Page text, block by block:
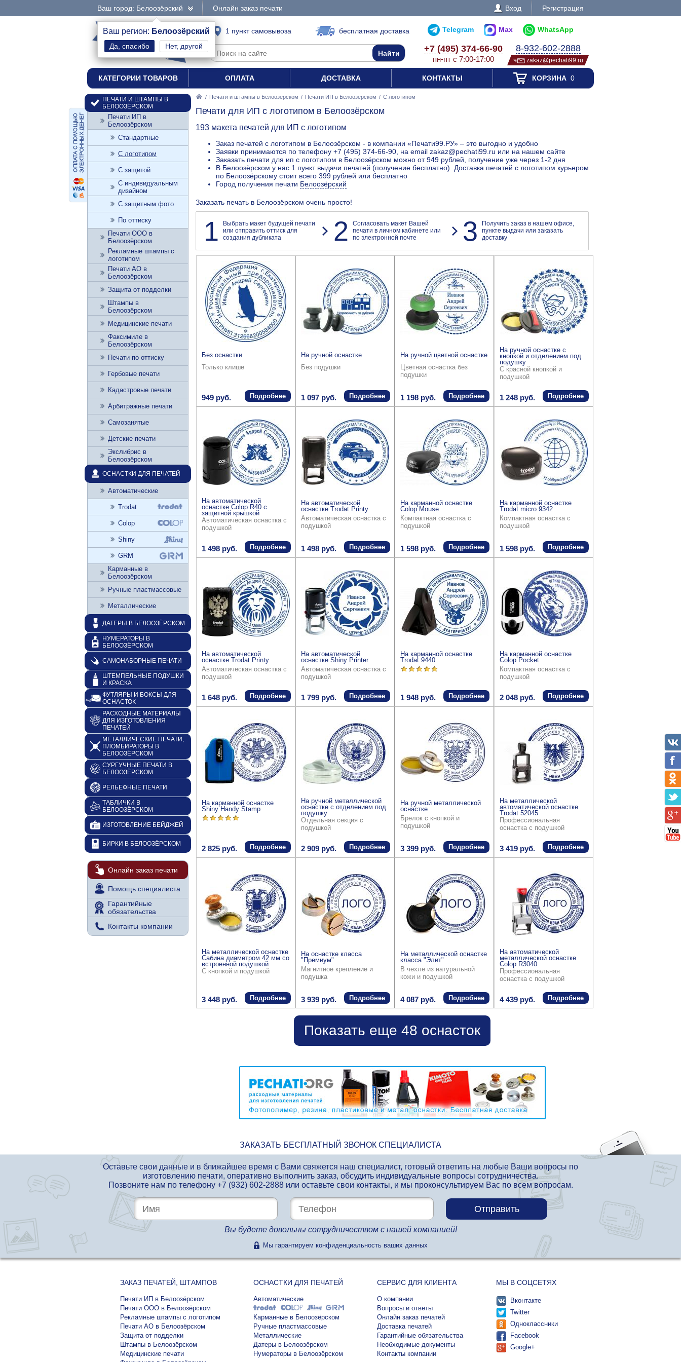
Ваш город: Белоозёрский
Ваш регион: Белоозёрский
Нет, другой
Онлайн заказ печати Вход Регистрация
интернет-магазин 1 пункт самовывоза бесплатная доставка Telegram Max WhatsApp
+7 (495) 374-66-90
пн-пт с 7:00-17:00
8-932-602-2888
zakaz@pechati99.ru
КАТЕГОРИИ ТОВАРОВ ОПЛАТА ДОСТАВКА КОНТАКТЫ КОРЗИНА0
/ Печати и штампы в Белоозёрском / Печати ИП в Белоозёрском / С логотипом
Печати для ИП с логотипом в Белоозёрском
193 макета печатей для ИП с логотипом
Заказ печатей с логотипом в Белоозёрском - в компании «Печати99.РУ» – это выгодно и удобно
Заявки принимаются по телефону +7 (495) 374-66-90, на email zakaz@pechati99.ru или на нашем сайте
Заказать печати для ип с логотипом в Белоозёрском можно от 949 рублей, получение уже через 1-2 дня
В Белоозёрском у нас 1 пункт выдачи печатей (получение бесплатно). Доставка печатей с логотипом курьером
по Белоозёрскому стоит всего 399 рублей или бесплатно
Город получения печати Белоозёрский
Заказать печать в Белоозёрском очень просто!
1
Выбрать макет будущей печати
или отправить оттиск для
создания дубликата
2
Согласовать макет Вашей
печати в личном кабинете или
по электронной почте
3
Получить заказ в нашем офисе,
пункте выдачи или заказать
доставку
Без оснастки
Только клише
949 руб. Подробнее
На ручной оснастке
Без подушки
1 097 руб. Подробнее
На ручной цветной оснастке
Цветная оснастка без
подушки
1 198 руб. Подробнее
На ручной оснастке с
кнопкой и отделением под
подушку
С красной кнопкой и
подушкой
1 248 руб. Подробнее
На автоматической
оснастке Colop R40 с
защитной крышкой
Автоматическая оснастка с
подушкой
1 498 руб. Подробнее
На автоматической
оснастке Trodat Printy
Автоматическая оснастка с
подушкой
1 498 руб. Подробнее
На карманной оснастке
Colop Mouse
Компактная оснастка с
подушкой
1 598 руб. Подробнее
На карманной оснастке
Trodat micro 9342
Компактная оснастка с
подушкой
1 598 руб. Подробнее
На автоматической
оснастке Trodat Printy
Автоматическая оснастка с
подушкой
1 648 руб. Подробнее
На автоматической
оснастке Shiny Printer
Автоматическая оснастка с
подушкой
1 799 руб. Подробнее
На карманной оснастке
Trodat 9440
1 948 руб. Подробнее
На карманной оснастке
Colop Pocket
Компактная оснастка с
подушкой
2 048 руб. Подробнее
На карманной оснастке
Shiny Handy Stamp
2 825 руб. Подробнее
На ручной металлической
оснастке с отделением под
подушку
Отдельная секция с
подушкой
2 909 руб. Подробнее
На ручной металлической
оснастке
Брелок с кнопкой и
подушкой
3 399 руб. Подробнее
На металлической
автоматической оснастке
Trodat 52045
Профессиональная
оснастка с подушкой
3 419 руб. Подробнее
На металлической оснастке
Сабина диаметром 42 мм со
встроенной подушкой
С кнопкой и подушкой
3 448 руб. Подробнее
На оснастке класса
"Премиум"
Магнитное крепление и
подушка
3 939 руб. Подробнее
На металлической оснастке
класса "Элит"
В чехле из натуральной
кожи и подушкой
4 087 руб. Подробнее
На автоматической
металлической оснастке
Colop R3040
Профессиональная
оснастка с подушкой
4 439 руб. Подробнее
Показать еще 48 оснасток
ПЕЧАТИ И ШТАМПЫ В
БЕЛООЗЁРСКОМ
Печати ИП в
Белоозёрском
Стандартные
С логотипом
С защитой
С индивидуальным
дизайном
С защитным фото
По оттиску
Печати ООО в
Белоозёрском
Рекламные штампы с
логотипом
Печати АО в
Белоозёрском
Защита от подделки
Штампы в
Белоозёрском
Медицинские печати
Факсимиле в
Белоозёрском
Печати по оттиску
Гербовые печати
Кадастровые печати
Арбитражные печати
Самозанятые
Детские печати
Экслибрис в
Белоозёрском
ОСНАСТКИ ДЛЯ ПЕЧАТЕЙ
Автоматические
Trodat
Colop
Shiny
GRM
Карманные в
Белоозёрском
Ручные пластмассовые
Металлические
ДАТЕРЫ В БЕЛООЗЁРСКОМ
НУМЕРАТОРЫ В
БЕЛООЗЁРСКОМ
САМОНАБОРНЫЕ ПЕЧАТИ
ШТЕМПЕЛЬНЫЕ ПОДУШКИ
И КРАСКА
ФУТЛЯРЫ И БОКСЫ ДЛЯ
ОСНАСТОК
РАСХОДНЫЕ МАТЕРИАЛЫ
ДЛЯ ИЗГОТОВЛЕНИЯ
ПЕЧАТЕЙ
МЕТАЛЛИЧЕСКИЕ ПЕЧАТИ,
ПЛОМБИРАТОРЫ В
БЕЛООЗЁРСКОМ
СУРГУЧНЫЕ ПЕЧАТИ В
БЕЛООЗЁРСКОМ
РЕЛЬЕФНЫЕ ПЕЧАТИ
ТАБЛИЧКИ В
БЕЛООЗЁРСКОМ
ИЗГОТОВЛЕНИЕ БЕЙДЖЕЙ
БИРКИ В БЕЛООЗЁРСКОМ
Онлайн заказ печати
Помощь специалиста
Гарантийные
обязательства
Контакты компании
ЗАКАЗАТЬ БЕСПЛАТНЫЙ ЗВОНОК СПЕЦИАЛИСТА
Оставьте свои данные и в ближайшее время с Вами свяжется наш специалист, готовый ответить на любые Ваши вопросы по
изготовлению печати, оперативно выполнить заказ, обсудить индивидуальные вопросы сотрудничества.
Позвоните нам по телефону +7 (932) 602-2888или оставьте свои контакты, и мы проконсультируем Вас по всем вопросам.
Вы будете довольны сотрудничеством с нашей компанией!
Мы гарантируем конфиденциальность ваших данных
ЗАКАЗ ПЕЧАТЕЙ, ШТАМПОВ
Печати ИП в Белоозёрском
Печати ООО в Белоозёрском
Рекламные штампы с логотипом
Печати АО в Белоозёрском
Защита от подделки
Штампы в Белоозёрском
Медицинские печати
ОСНАСТКИ ДЛЯ ПЕЧАТЕЙ
Автоматические
Карманные в Белоозёрском
Ручные пластмассовые
Металлические
Датеры в Белоозёрском
Нумераторы в Белоозёрском
СЕРВИС ДЛЯ КЛИЕНТА
О компании
Вопросы и ответы
Онлайн заказ печатей
Доставка печатей
Гарантийные обязательства
Необходимые документы
Контакты компании
МЫ В СОЦСЕТЯХ
Вконтакте
Twitter
Одноклассники
Facebook
Google+